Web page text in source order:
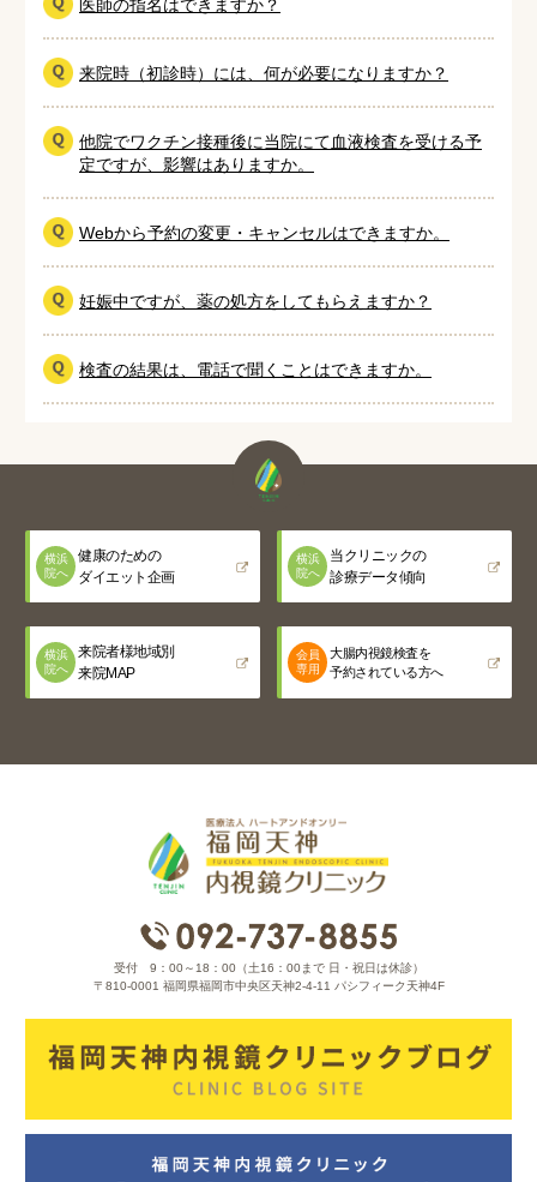
医師の指名はできますか？
来院時（初診時）には、何が必要になりますか？
他院でワクチン接種後に当院にて血液検査を受ける予
定ですが、影響はありますか。
Webから予約の変更・キャンセルはできますか。
妊娠中ですが、薬の処方をしてもらえますか？
検査の結果は、電話で聞くことはできますか。
横浜
院へ
健康のための
ダイエット企画
横浜
院へ
当クリニックの
診療データ傾向
横浜
院へ
来院者様地域別
来院MAP
会員
専用
大腸内視鏡検査を
予約されている方へ
受付 9：00～18：00（土16：00まで 日・祝日は休診）
〒810-0001 福岡県福岡市中央区天神2-4-11 パシフィーク天神4F